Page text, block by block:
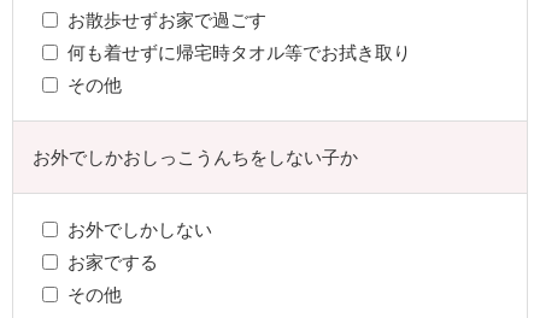
お散歩せずお家で過ごす
何も着せずに帰宅時タオル等でお拭き取り
その他
お外でしかおしっこうんちをしない子か
お外でしかしない
お家でする
その他